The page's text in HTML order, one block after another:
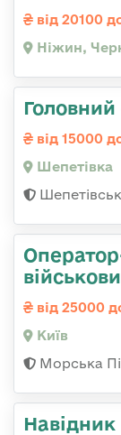
від 20100
Ніжин,
Головний
від 15000
Шепетівка
від 25000
Київ
Морська